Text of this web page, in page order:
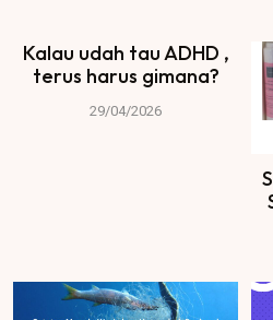
Kalau udah tau ADHD ,
terus harus gimana?
29/04/2026